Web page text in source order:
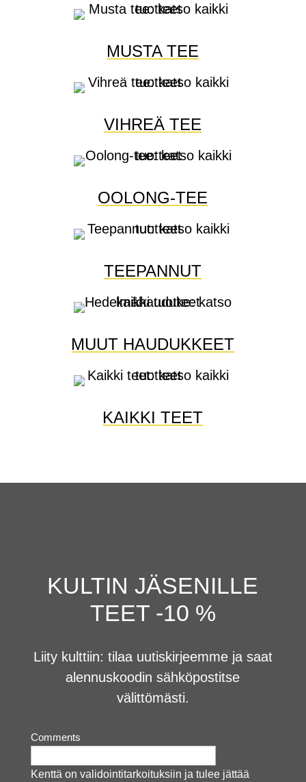
MUSTA TEE
VIHREÄ TEE
OOLONG-TEE
TEEPANNUT
MUUT HAUDUKKEET
KAIKKI TEET
KULTIN JÄSENILLE
TEET -10 %
Liity kulttiin: tilaa uutiskirjeemme ja saat
alennuskoodin sähköpostitse
välittömästi.
Comments
Kenttä on validointitarkoituksiin ja tulee jättää